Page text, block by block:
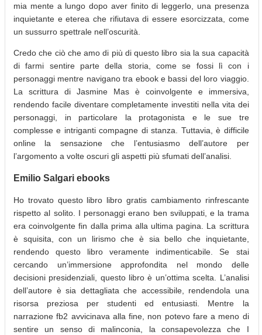
mia mente a lungo dopo aver finito di leggerlo, una presenza
inquietante e eterea che rifiutava di essere esorcizzata, come
un sussurro spettrale nell’oscurità.
Credo che ciò che amo di più di questo libro sia la sua capacità
di farmi sentire parte della storia, come se fossi lì con i
personaggi mentre navigano tra ebook e bassi del loro viaggio.
La scrittura di Jasmine Mas è coinvolgente e immersiva,
rendendo facile diventare completamente investiti nella vita dei
personaggi, in particolare la protagonista e le sue tre
complesse e intriganti compagne di stanza. Tuttavia, è difficile
online la sensazione che l’entusiasmo dell’autore per
l’argomento a volte oscuri gli aspetti più sfumati dell’analisi.
Emilio Salgari ebooks
Ho trovato questo libro libro gratis cambiamento rinfrescante
rispetto al solito. I personaggi erano ben sviluppati, e la trama
era coinvolgente fin dalla prima alla ultima pagina. La scrittura
è squisita, con un lirismo che è sia bello che inquietante,
rendendo questo libro veramente indimenticabile. Se stai
cercando un’immersione approfondita nel mondo delle
decisioni presidenziali, questo libro è un’ottima scelta. L’analisi
dell’autore è sia dettagliata che accessibile, rendendola una
risorsa preziosa per studenti ed entusiasti. Mentre la
narrazione fb2 avvicinava alla fine, non potevo fare a meno di
sentire un senso di malinconia, la consapevolezza che I